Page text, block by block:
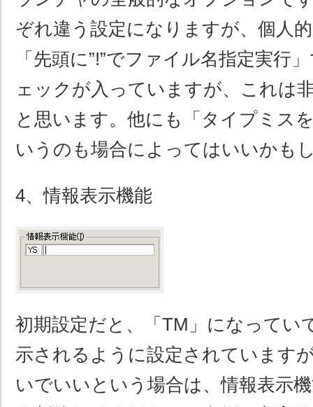
ぞれ違う設定になりますが、個人
「先頭に”!”でファイル名指定実行
ェックが入っていますが、これは
と思います。他にも「タイプミス
いうのも場合によってはいいかも
4、情報表示機能
初期設定だと、「TM」になってい
示されるように設定されています
いでいいという場合は、情報表示